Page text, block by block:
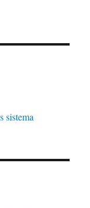
sistema